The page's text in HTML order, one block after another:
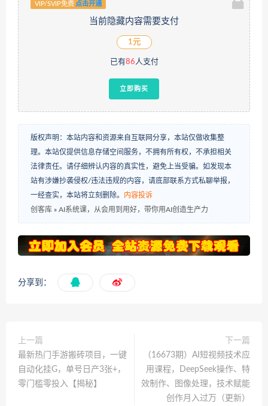
VIP/SVIP免费 点击开通
当前隐藏内容需要支付
1元
已有86人支付
立即购买
版权声明：本站内容和资源来自互联网分享，本站仅做收集整
理。本站仅提供信息存储空间服务，不拥有所有权，不承担相关
法律责任。请仔细辨认内容的真实性，避免上当受骗。如发现本
站有涉嫌抄袭侵权/违法违规的内容，请底部联系方式私聊举报，
一经查实，本站将立刻删除。 内容投诉
创客库 » AI系统课，从会用到用好，带你用AI创造生产力
分享到：
上一篇
最新热门手游搬砖项目，一键
自动化挂G，单号日产3张+，
零门槛零投入【揭秘】
下一篇
（16673期）AI短视频技术应
用课程，DeepSeek操作、特
效制作、图像处理，技术赋能
创作月入过万（更新）